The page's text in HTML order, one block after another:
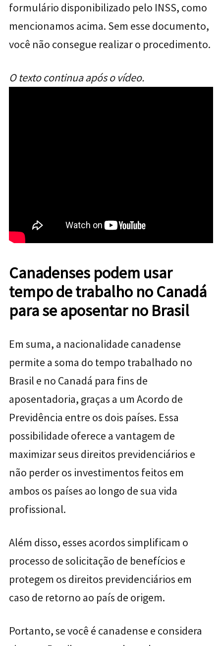
formulário disponibilizado pelo INSS, como
mencionamos acima. Sem esse documento,
você não consegue realizar o procedimento.
O texto continua após o vídeo.
Canadenses podem usar
tempo de trabalho no Canadá
para se aposentar no Brasil
Em suma, a nacionalidade canadense
permite a soma do tempo trabalhado no
Brasil e no Canadá para fins de
aposentadoria, graças a um Acordo de
Previdência entre os dois países. Essa
possibilidade oferece a vantagem de
maximizar seus direitos previdenciários e
não perder os investimentos feitos em
ambos os países ao longo de sua vida
profissional.
Além disso, esses acordos simplificam o
processo de solicitação de benefícios e
protegem os direitos previdenciários em
caso de retorno ao país de origem.
Portanto, se você é canadense e considera